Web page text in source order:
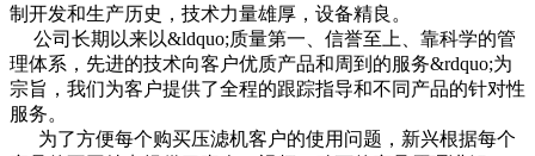
制开发和生产历史，技术力量雄厚，设备精良。
公司长期以来以&ldquo;质量第一、信誉至上、靠科学的管
理体系，先进的技术向客户优质产品和周到的服务&rdquo;为
宗旨，我们为客户提供了全程的跟踪指导和不同产品的针对性
服务。
为了方便每个购买压滤机客户的使用问题，新兴根据每个